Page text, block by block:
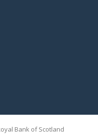
Bank of Scotland